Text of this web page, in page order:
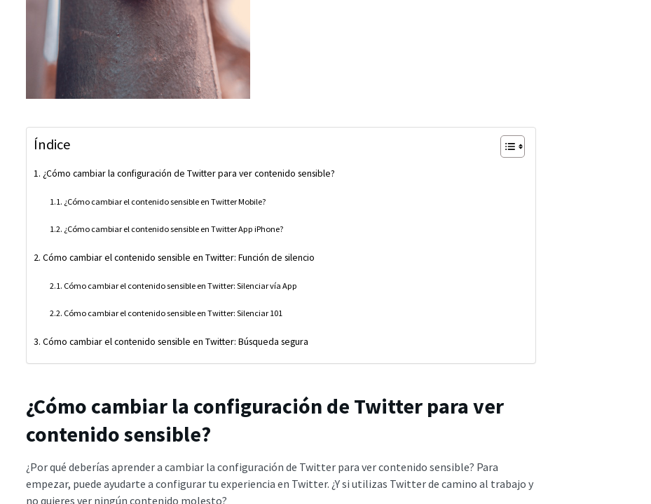
Índice
¿Cómo cambiar la configuración de Twitter para ver contenido sensible?
¿Cómo cambiar el contenido sensible en Twitter Mobile?
¿Cómo cambiar el contenido sensible en Twitter App iPhone?
Cómo cambiar el contenido sensible en Twitter: Función de silencio
Cómo cambiar el contenido sensible en Twitter: Silenciar vía App
Cómo cambiar el contenido sensible en Twitter: Silenciar 101
Cómo cambiar el contenido sensible en Twitter: Búsqueda segura
¿Cómo cambiar la configuración de Twitter para ver
contenido sensible?
¿Por qué deberías aprender a cambiar la configuración de Twitter para ver contenido sensible? Para
empezar, puede ayudarte a configurar tu experiencia en Twitter. ¿Y si utilizas Twitter de camino al trabajo y
no quieres ver ningún contenido molesto?